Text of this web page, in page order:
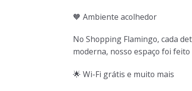
🧡 Ambiente acolhedor
No Shopping Flamingo, cada
moderna, nosso espaço foi
🌟 Wi-Fi grátis e muito mais